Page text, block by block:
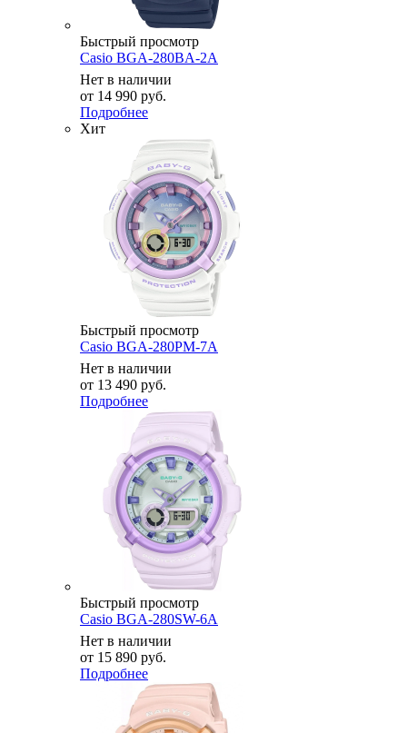
Быстрый просмотр
Casio BGA-280BA-2A
Нет в наличии
от 14 990 руб.
Подробнее
Хит
Быстрый просмотр
Casio BGA-280PM-7A
Нет в наличии
от 13 490 руб.
Подробнее
Быстрый просмотр
Casio BGA-280SW-6A
Нет в наличии
от 15 890 руб.
Подробнее